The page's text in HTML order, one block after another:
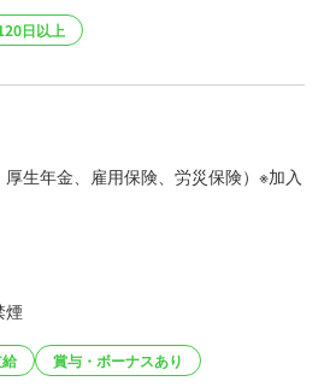
日以上
生年金、雇用保険、労災保険）※加入
煙
賞与・ボーナスあり